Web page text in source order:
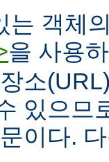
는 객체
을 사용
소
있으므
이다.